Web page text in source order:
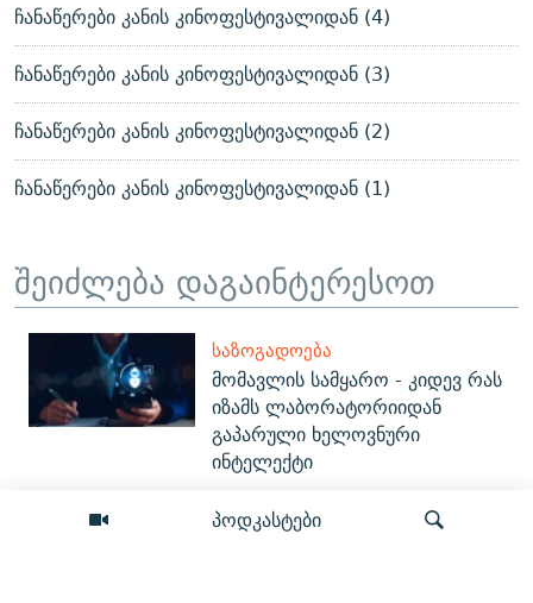
პოდკასტები
ჩანაწერები კანის კინოფესტივალიდან (4)
ჩანაწერები კანის კინოფესტივალიდან (3)
ჩანაწერები კანის კინოფესტივალიდან (2)
ჩანაწერები კანის კინოფესტივალიდან (1)
შეიძლება დაგაინტერესოთ
ᲡᲐᲖᲝᲒᲐᲓᲝᲔᲑᲐ
მომავლის სამყარო - კიდევ რას
იზამს ლაბორატორიიდან
გაპარული ხელოვნური
ინტელექტი
ᲞᲝᲚᲘᲢᲘᲙᲐ